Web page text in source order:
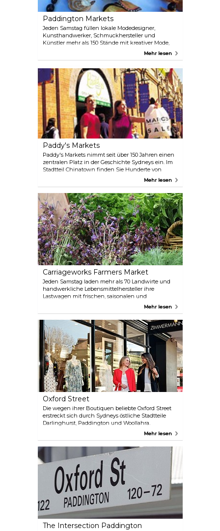
Paddington Markets
Jeden Samstag füllen lokale Modedesigner,
Kunsthandwerker, Schmuckhersteller und
Künstler mehr als 150 Stände mit kreativer Mode,
Accessoires, handgefertigten Waren und Bildern,
von Paddington gibt es seit 1973.
Mehr lesen
Paddy's Markets
Paddy's Markets nimmt seit über 150 Jahren einen
zentralen Platz in der Geschichte Sydneys ein. Im
Stadtteil Chinatown finden Sie Hunderte von
Ständen mit einer breiten Palette von Waren, von
Kosmetika, von Schuhen bis zu Schaffellen, von
Pflanzen, Obst und Gemüse bis zu einem
fantastischen Gastronomiebereich und vielem
mehr.
Mehr lesen
Carriageworks Farmers Market
Jeden Samstag laden mehr als 70 Landwirte und
handwerkliche Lebensmittelhersteller ihre
Lastwagen mit frischen, saisonalen und
hausgemachten Produkten zum Carriageworks
Farmers Market. Liebhaber von frischen Produkten
und feinen Lebensmitteln finden hier eine Vielzahl
von Waren, darunter handwerklich hergestelltes
Brot, Olivenöl, Boutique-Wein, Süßwaren und
Gourmetgerichte von Dips bis Chutneys.
Mehr lesen
Oxford Street
Die wegen ihrer Boutiquen beliebte Oxford Street
erstreckt sich durch Sydneys östliche Stadtteile
Darlinghurst, Paddington und Woollahra.
machen Sie eine Shopping-Pause in einem der
vielen trendigen Cafés oder genießen Sie ein
Mittagessen in einem der wunderschön
restaurierten Pubs in der Hauptstraße oder in den
Seitenstraßen.
Mehr lesen
The Intersection Paddington